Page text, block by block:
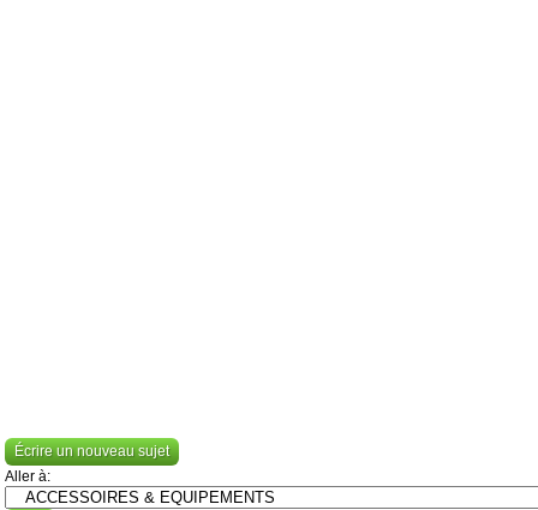
Écrire un nouveau sujet
Aller à: